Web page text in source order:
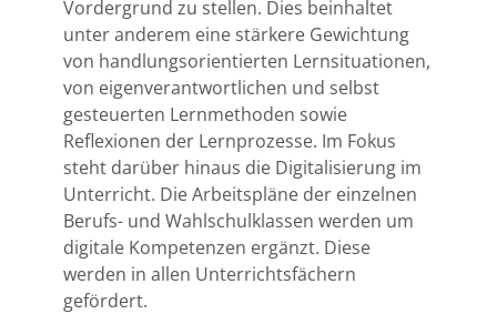
Vordergrund zu stellen. Dies beinhaltet
unter anderem eine stärkere Gewichtung
von handlungsorientierten Lernsituationen,
von eigenverantwortlichen und selbst
gesteuerten Lernmethoden sowie
Reflexionen der Lernprozesse. Im Fokus
steht darüber hinaus die Digitalisierung im
Unterricht. Die Arbeitspläne der einzelnen
Berufs- und Wahlschulklassen werden um
digitale Kompetenzen ergänzt. Diese
werden in allen Unterrichtsfächern
gefördert.